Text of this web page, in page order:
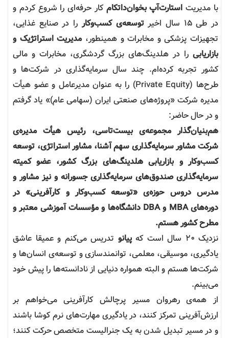
با مدیریت استارت‌آپ بخوان‌داتکام کار حرفه‌ای را شروع کردم و
در طی ۱۵ سال اخیر
توسعه‌ی کسب‌وکاررا در صنایع غذایی،
تجهیزات پزشکی و مخابرات و همینطور،مدیریت استراتژیک و
بازاریابی را در هلدینگ‌های بزرگ گردشگری، مخابرات و مالی
کشور تجربه کرده‌ام. چند سال سرمایه‌گذاری در شرکت‌ها و
طرح‌ها (Private Equity) را به عنوان مدیرعامل و عضو هیأت
مدیره‌ شرکت «پروژه‌های صنعتی ایران (سهامی عام)» یاد گرفتم
و در حال حاضر:
هم‌بنیان‌گذار مجموعه‌ی بیست‌تاسی، رئیس هیأت مدیره‌ی
شرکت مشاور سرمایه‌گذاری سهم آشنا، مشاور استراتژی، توسعه
کسب‌وکار و بازاریابی هلدینگ‌های بزرگ کشور، عضو کمیته
سرمایه‌گذاری صندوق‌های سرمایه‌گذاری جسورانه و نیز مشاور و
مدرس دروس حوزه‌ی «توسعه کسب‌وکار و کارآفرینی» در
دوره‌های MBA و DBA دانشگاه‌ها و مؤسسات آموزشی معتبر و
مطرح کشور هستم.
نزدیک ۲۰ سال است که
پیانو تدریس می‌کنم و عمیقا عاشق
یادگیری، موسیقی، معلمی، توانمند‌سازی و توسعه‌ی انسان‌ها و
شرکت‌ها هستم و البته همواره دنیایی از نادانسته‌ها را پیش خود
می‌بینم.
از همه‌ی رهروان مسیر پرچالش کارآفرینی می‌خواهم بر
ارزش‌آفرینی تمرکز کنند، در یادگیری مهارت‌های نرم کوشا باشند
و در مسیر تبدیل شدن به یک جنرالیست متخصص حرکت کنند؛